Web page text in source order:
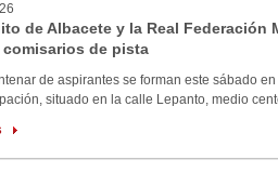
de Albacete y la Real
comisarios de pista
de aspirantes se forman este sábado
situado en la calle Lepanto, medio